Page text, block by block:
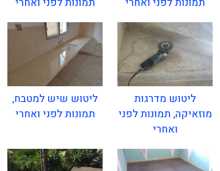
ליטוש מדרגות
מוזאיקה, תמונות לפני
ואחרי
ליטוש שיש למטבח,
תמונות לפני ואחרי